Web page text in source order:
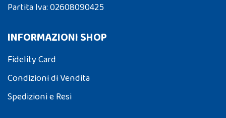
Partita Iva: 02608090425
INFORMAZIONI SHOP
Fidelity Card
Condizioni di Vendita
Spedizioni e Resi